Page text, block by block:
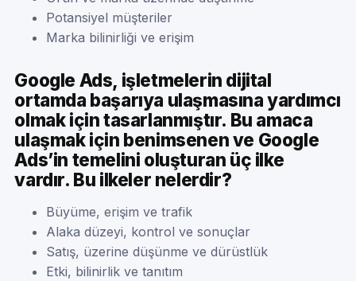
Potansiyel müşteriler
Marka bilinirliği ve erişim
Google Ads, işletmelerin dijital
ortamda başarıya ulaşmasına yardımcı
olmak için tasarlanmıştır. Bu amaca
ulaşmak için benimsenen ve Google
Ads’in temelini oluşturan üç ilke
vardır. Bu ilkeler nelerdir?
Büyüme, erişim ve trafik
Alaka düzeyi, kontrol ve sonuçlar
Satış, üzerine düşünme ve dürüstlük
Etki, bilinirlik ve tanıtım